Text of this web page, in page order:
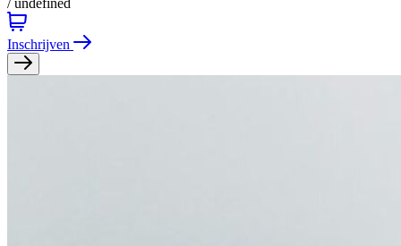
/undefined
Inschrijven